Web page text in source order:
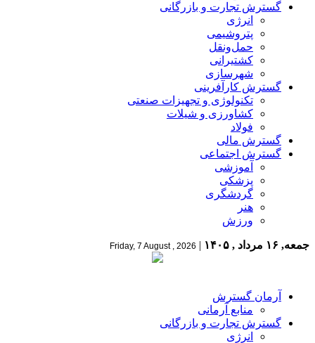
گسترش تجارت و بازرگانی
انرژی
پتروشیمی
حمل‌و‌نقل
کشتیرانی
شهرسازی
گسترش کارآفرینی
تکنولوژی و تجهیزات صنعتی
کشاورزی و شیلات
فولاد
گسترش مالی
گسترش اجتماعی
آموزشی
پزشکی
گردشگری
هنر
ورزش
جمعه, ۱۶ مرداد , ۱۴۰۵ |
Friday, 7 August , 2026
آرمان گسترش
منابع آرمانی
گسترش تجارت و بازرگانی
انرژی